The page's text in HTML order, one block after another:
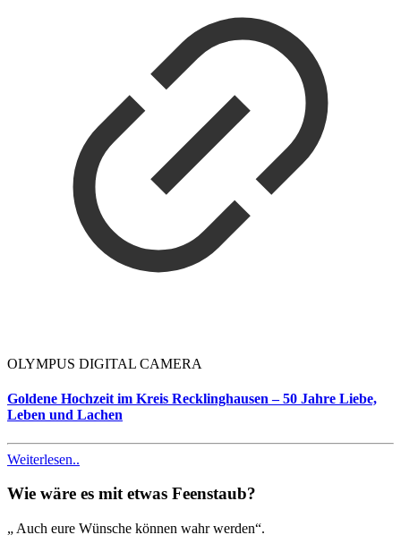
OLYMPUS DIGITAL CAMERA
Goldene Hochzeit im Kreis Recklinghausen – 50 Jahre Liebe,
Leben und Lachen
Weiterlesen..
Wie wäre es mit etwas Feenstaub?
„ Auch eure Wünsche können wahr werden“.